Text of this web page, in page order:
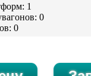
1
0
0